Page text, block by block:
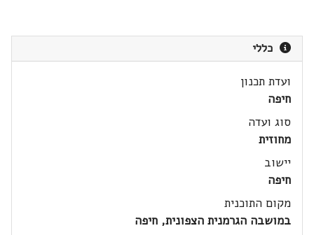
כללי
ועדת תכנון
חיפה
סוג ועדה
מחוזית
יישוב
חיפה
מקום התוכנית
במושבה הגרמנית הצפונית, חיפה